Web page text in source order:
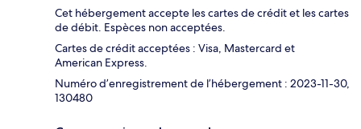
Cet hébergement accepte les cartes de crédit et les cartes
de débit. Espèces non acceptées.
Cartes de crédit acceptées : Visa, Mastercard et
American Express.
Numéro d’enregistrement de l’hébergement : 2023-11-30,
130480